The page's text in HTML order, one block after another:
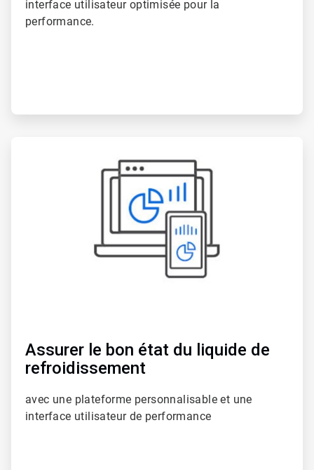
interface utilisateur optimisée pour la
performance.
Assurer le bon état du liquide de
refroidissement
avec une plateforme personnalisable et une
interface utilisateur de performance